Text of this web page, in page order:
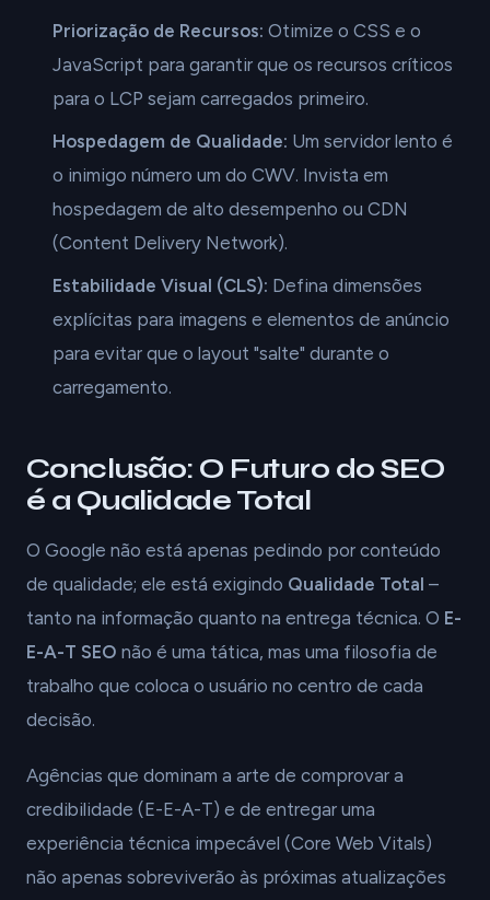
Priorização de Recursos: Otimize o CSS e o
JavaScript para garantir que os recursos críticos
para o LCP sejam carregados primeiro.
Hospedagem de Qualidade: Um servidor lento é
o inimigo número um do CWV. Invista em
hospedagem de alto desempenho ou CDN
(Content Delivery Network).
Estabilidade Visual (CLS): Defina dimensões
explícitas para imagens e elementos de anúncio
para evitar que o layout "salte" durante o
carregamento.
Conclusão: O Futuro do SEO
é a Qualidade Total
O Google não está apenas pedindo por conteúdo
de qualidade; ele está exigindo Qualidade Total –
tanto na informação quanto na entrega técnica. O E-
E-A-T SEO não é uma tática, mas uma filosofia de
trabalho que coloca o usuário no centro de cada
decisão.
Agências que dominam a arte de comprovar a
credibilidade (E-E-A-T) e de entregar uma
experiência técnica impecável (Core Web Vitals)
não apenas sobreviverão às próximas atualizações